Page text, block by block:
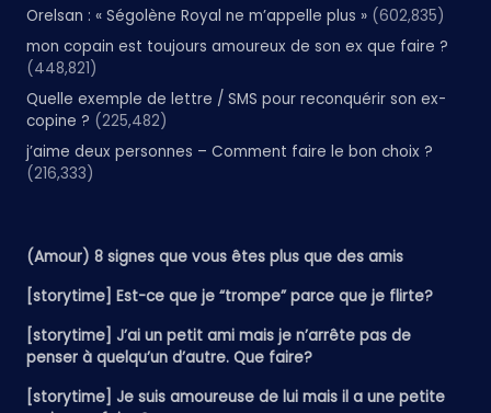
Orelsan : « Ségolène Royal ne m’appelle plus » (602,835)
mon copain est toujours amoureux de son ex que faire ?
(448,821)
Quelle exemple de lettre / SMS pour reconquérir son ex-
copine ? (225,482)
j’aime deux personnes – Comment faire le bon choix ?
(216,333)
(Amour) 8 signes que vous êtes plus que des amis
[storytime] Est-ce que je “trompe” parce que je flirte?
[storytime] J’ai un petit ami mais je n’arrête pas de
penser à quelqu’un d’autre. Que faire?
[storytime] Je suis amoureuse de lui mais il a une petite